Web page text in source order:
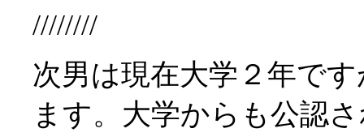
////////
次男は現在大学２年で
ます。大学からも公認